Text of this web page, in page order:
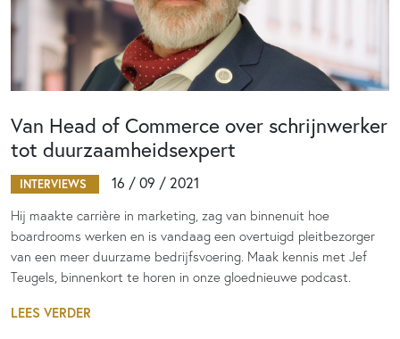
Van Head of Commerce over schrijnwerker
tot duurzaamheidsexpert
INTERVIEWS 16 / 09 / 2021
Hij maakte carrière in marketing, zag van binnenuit hoe
boardrooms werken en is vandaag een overtuigd pleitbezorger
van een meer duurzame bedrijfsvoering. Maak kennis met Jef
Teugels, binnenkort te horen in onze gloednieuwe podcast.
LEES VERDER